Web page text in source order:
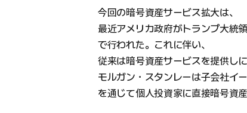
今回の暗号資産サービス拡大は、
最近アメリカ政府がトランプ大統
で行われた。これに伴い、
従来は暗号資産サービスを提供し
モルガン・スタンレーは子会社イ
を通じて個人投資家に直接暗号資